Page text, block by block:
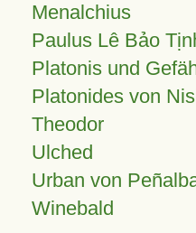
Menalchius
Paulus Lê Bảo
Platonis und
Platonides von
Theodor
Ulched
Urban von
Winebald